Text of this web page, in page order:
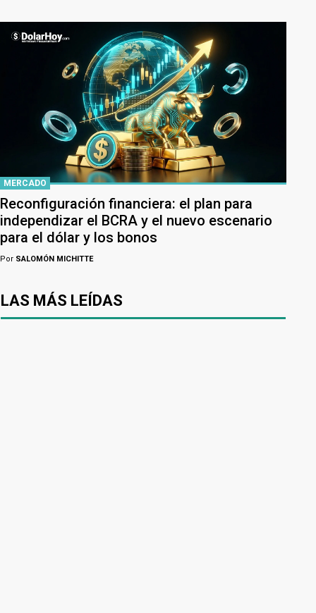
MERCADO
Reconfiguración financiera: el plan para
independizar el BCRA y el nuevo escenario
para el dólar y los bonos
Por SALOMÓN MICHITTE
LAS MÁS LEÍDAS